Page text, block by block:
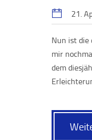
21.
Nun ist die
mir
dem